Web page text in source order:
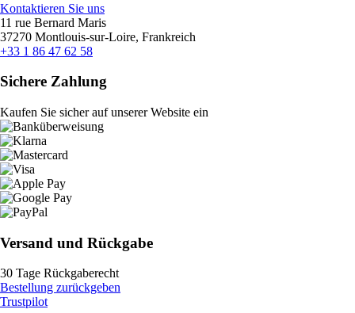
Kontaktieren Sie uns
11 rue Bernard Maris
37270 Montlouis-sur-Loire, Frankreich
+33 1 86 47 62 58
Sichere Zahlung
Kaufen Sie sicher auf unserer Website ein
Versand und Rückgabe
30 Tage Rückgaberecht
Bestellung zurückgeben
Trustpilot